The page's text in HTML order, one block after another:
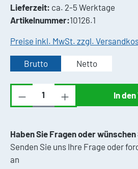
Lieferzeit: ca. 2-5 Werktage
Artikelnummer:10126.1
Preise inkl. MwSt. zzgl.
Brutto Netto
Produkt Anzahl: Gib den
In
Haben Sie Fragen oder
Senden Sie uns Ihre Frage oder
an